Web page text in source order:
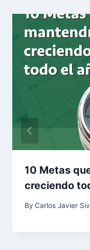
10 Metas
creciendo
By Carlos Javier